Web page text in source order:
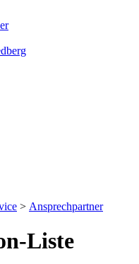
> Ansprechpartner
Liste